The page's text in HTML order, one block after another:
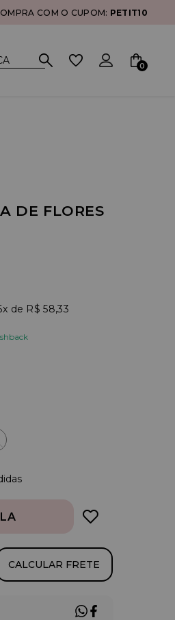
COM O CUPOM: PETIT10
0
DE FLORES
R$ 58,33
CALCULAR FRETE